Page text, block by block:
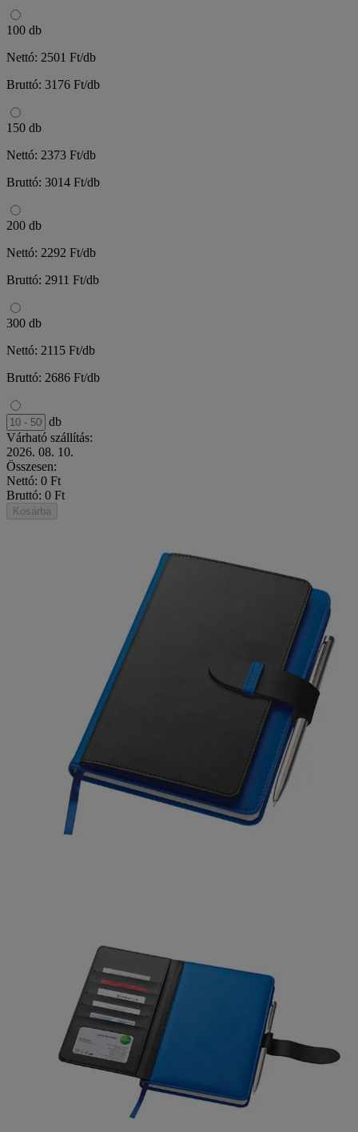
100 db
Nettó: 2501 Ft/db
Bruttó: 3176 Ft/db
150 db
Nettó: 2373 Ft/db
Bruttó: 3014 Ft/db
200 db
Nettó: 2292 Ft/db
Bruttó: 2911 Ft/db
300 db
Nettó: 2115 Ft/db
Bruttó: 2686 Ft/db
db
Várható szállítás:
2026. 08. 10.
Összesen:
Nettó: 0 Ft
Bruttó: 0 Ft
Kosárba